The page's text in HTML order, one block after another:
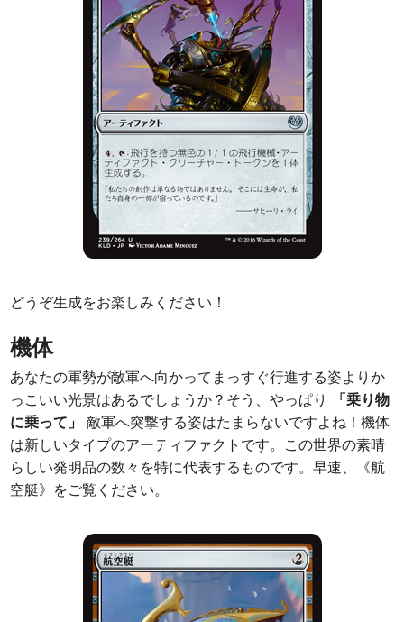
どうぞ生成をお楽しみください！
機体
あなたの軍勢が敵軍へ向かってまっすぐ行進する姿よりか
っこいい光景はあるでしょうか？そう、やっぱり
「乗り物
に乗って」 敵軍へ突撃する姿はたまらないですよね！機体
は新しいタイプのアーティファクトです。この世界の素晴
らしい発明品の数々を特に代表するものです。早速、《航
空艇》をご覧ください。